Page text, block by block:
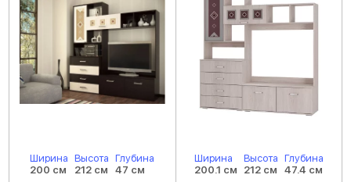
Ширина
200 см
Высота
212 см
Глубина
47 см
Ширина
200.1 см
Высота
212 см
Глубина
47.4 см